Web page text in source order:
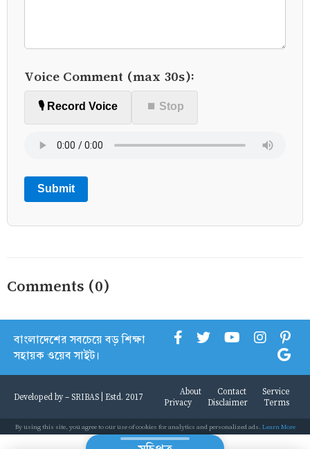
Voice Comment (max 30s):
🎙️ Record Voice ⏹ Stop
Submit
Comments (0)
বাংলাদেশের সবচেয়ে বড় শিক্ষা
সহায়ক ওয়েব সাইট।
Developed by - SRIBAS | Estd. 2017 About Contact
Service
Privacy
Disclaimer Terms
By using this site, you agree to our use of cookies for analytics and personalized ads. Learn More